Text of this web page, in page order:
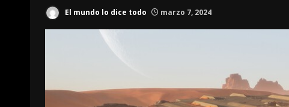
El mundo lo dice todo marzo 7, 2024